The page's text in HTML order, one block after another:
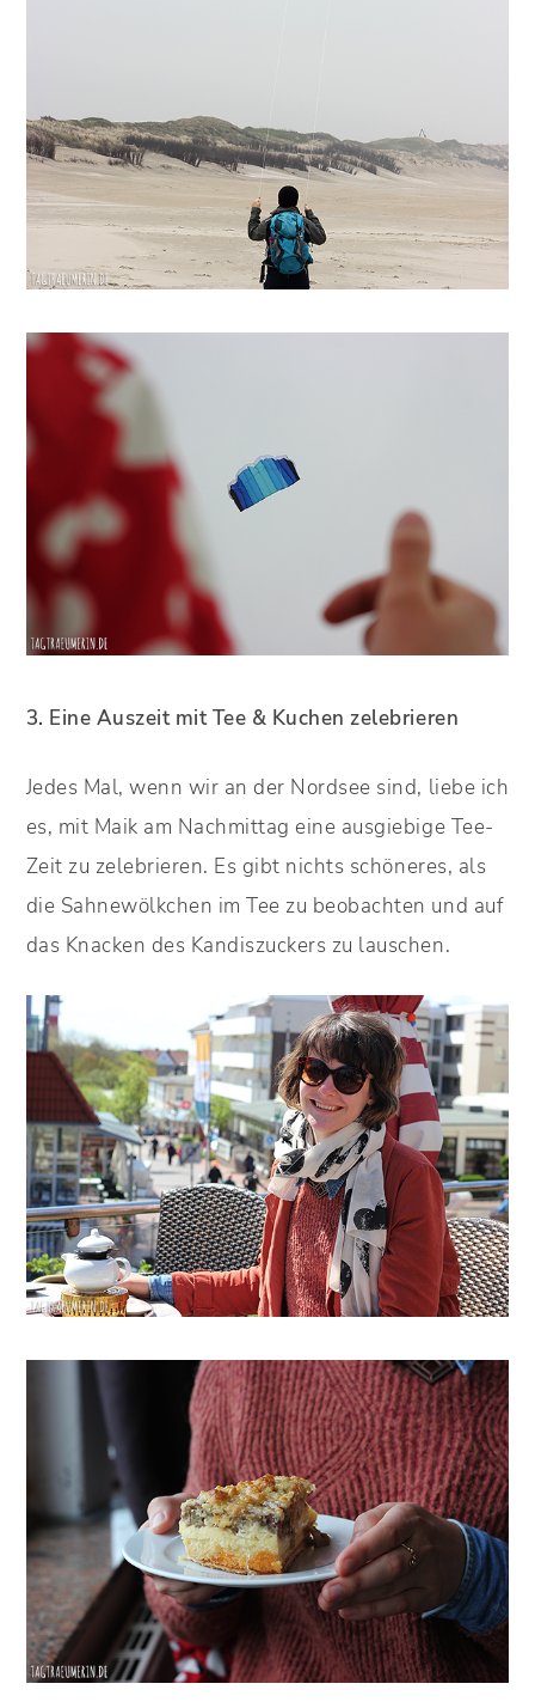
3. Eine Auszeit mit Tee & Kuchen zelebrieren
Jedes Mal, wenn wir an der Nordsee sind, liebe ich
es, mit Maik am Nachmittag eine ausgiebige Tee-
Zeit zu zelebrieren. Es gibt nichts schöneres, als
die Sahnewölkchen im Tee zu beobachten und auf
das Knacken des Kandiszuckers zu lauschen.